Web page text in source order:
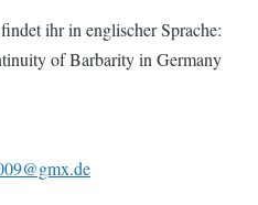
ihr in englischer Sprache:
of Barbarity in Germany